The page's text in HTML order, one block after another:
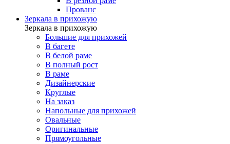
Прованс
Зеркала в прихожую
Зеркала в прихожую
Большие для прихожей
В багете
В белой раме
В полный рост
В раме
Дизайнерские
Круглые
На заказ
Напольные для прихожей
Овальные
Оригинальные
Прямоугольные